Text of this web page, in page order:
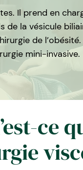
Il prend en
de la vésicule
de l’obésité.
mini-invasive.
ce